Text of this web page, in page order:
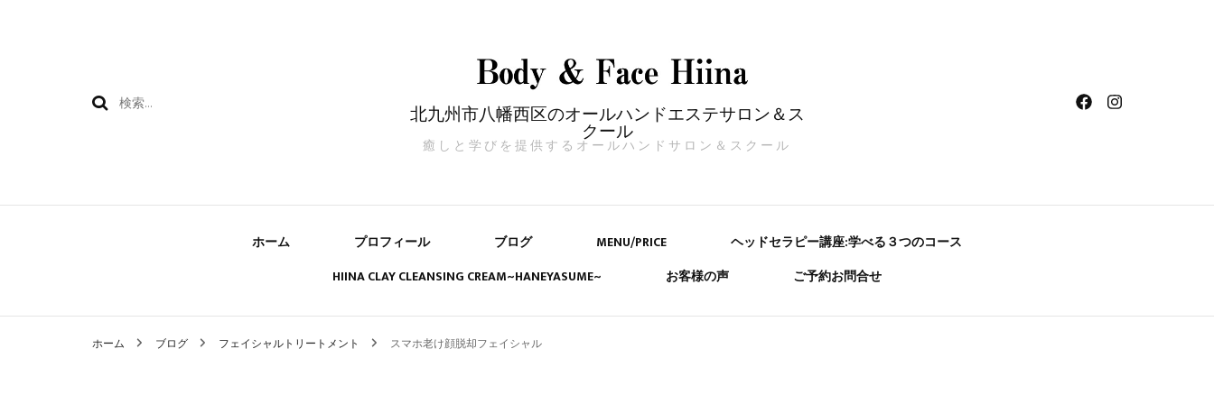
検
北九州市八幡西区のオールハンドエステサロン＆ス
クール
癒しと学びを提供するオールハンドサロン＆スクール
ホーム プロフィール ブログ MENU/PRICE
ヘッドセラピー講座:学べる３つのコース
HIINA CLAY CLEANSING CREAM~HANEYASUME~
お客様の声 ご予約お問合せ
ホーム ブログ フェイシャルトリートメント スマホ老け顔脱却フェイシャル